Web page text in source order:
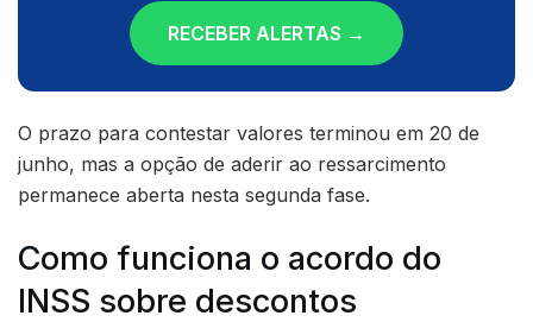
RECEBER ALERTAS →
O prazo para contestar valores terminou em 20 de
junho, mas a opção de aderir ao ressarcimento
permanece aberta nesta segunda fase.
Como funciona o acordo do
INSS sobre descontos